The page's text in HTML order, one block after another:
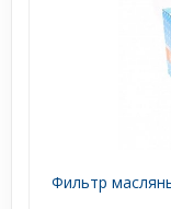
Фильтр